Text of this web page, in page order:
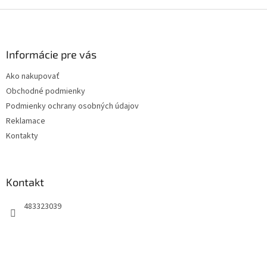
Informácie pre vás
Ako nakupovať
Obchodné podmienky
Podmienky ochrany osobných údajov
Reklamace
Kontakty
Kontakt
483323039